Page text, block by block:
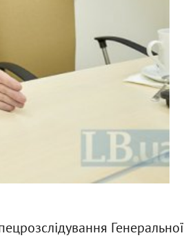
Генеральної